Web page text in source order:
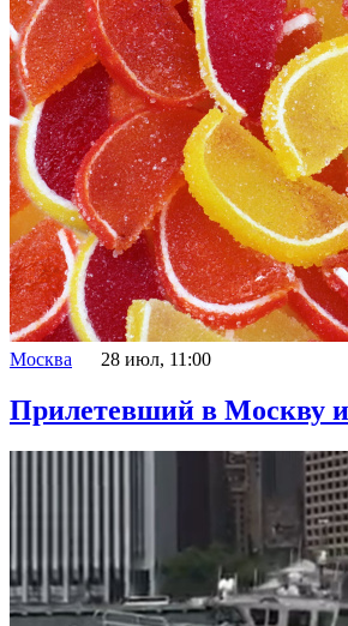
Москва 28 июл, 11:00
Прилетевший в Москву